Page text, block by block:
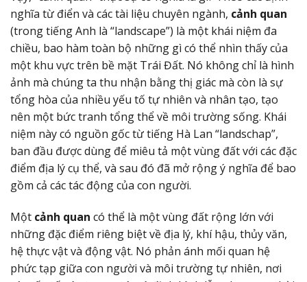
nghĩa từ điển và các tài liệu chuyên ngành, cảnh quan
(trong tiếng Anh là “landscape”) là một khái niệm đa
chiều, bao hàm toàn bộ những gì có thể nhìn thấy của
một khu vực trên bề mặt Trái Đất. Nó không chỉ là hình
ảnh mà chúng ta thu nhận bằng thị giác mà còn là sự
tổng hòa của nhiều yếu tố tự nhiên và nhân tạo, tạo
nên một bức tranh tổng thể về môi trường sống. Khái
niệm này có nguồn gốc từ tiếng Hà Lan “landschap”,
ban đầu được dùng để miêu tả một vùng đất với các đặc
điểm địa lý cụ thể, và sau đó đã mở rộng ý nghĩa để bao
gồm cả các tác động của con người.
Một cảnh quan có thể là một vùng đất rộng lớn với
những đặc điểm riêng biệt về địa lý, khí hậu, thủy văn,
hệ thực vật và động vật. Nó phản ánh mối quan hệ
phức tạp giữa con người và môi trường tự nhiên, nơi